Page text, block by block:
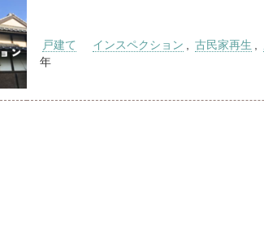
戸建て インスペクション 古民家再生
年